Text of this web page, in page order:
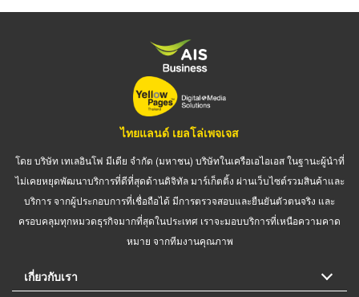
ไทยแลนด์ เยลโล่เพจเจส
โดย บริษัท เทเลอินโฟ มีเดีย จำกัด (มหาชน) บริษัทในเครือเอไอเอส ในฐานะผู้นำที่
ไม่เคยหยุดพัฒนาบริการที่ดีที่สุดด้านดิจิทัล มาร์เก็ตติ้ง ผ่านเว็บไซต์รวมสินค้าและ
บริการ จากผู้ประกอบการที่เชื่อถือได้ มีการตรวจสอบและยืนยันตัวตนจริง และ
ครอบคลุมทุกหมวดธุรกิจมากที่สุดในประเทศ เราจะมอบบริการที่เหนือความคาด
หมาย จากทีมงานคุณภาพ
เกี่ยวกับเรา